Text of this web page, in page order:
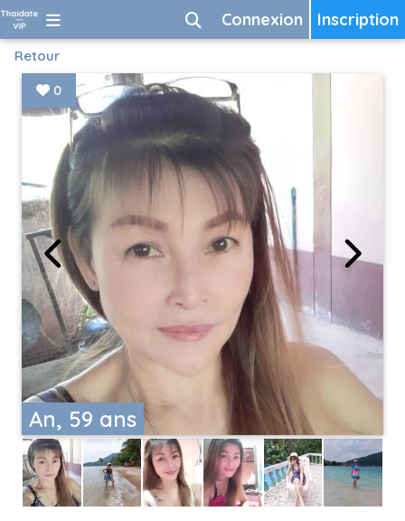
Inscription
Connexion
Retour
An, 59 ans
0